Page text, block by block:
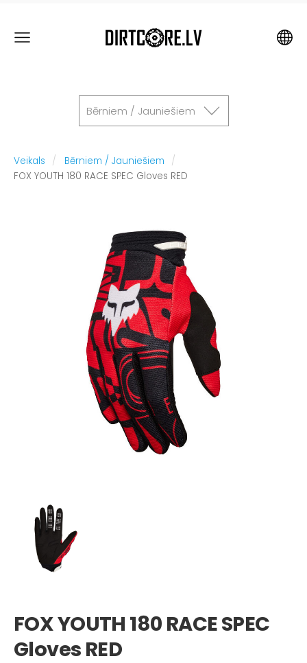
Bērniem / Jauniešiem
Veikals
Bērniem / Jauniešiem
FOX YOUTH 180 RACE SPEC Gloves RED
FOX YOUTH 180 RACE SPEC
Gloves RED